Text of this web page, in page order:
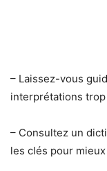
– Laissez-vous
interprétations
– Consultez un
les clés pour